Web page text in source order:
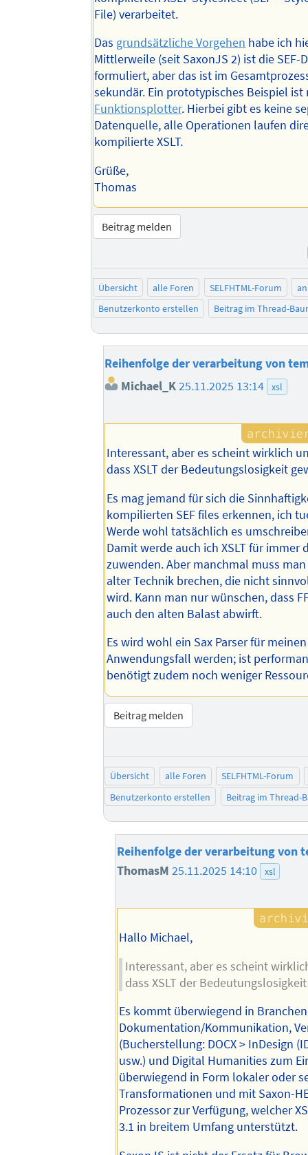
File) verarbeitet.
Das grundsätzliche Vorgehen habe ich
Mittlerweile (seit SaxonJS 2) ist die SEF-
formuliert, aber das ist im
sekundär. Ein prototypisches Beispiel
Funktionsplotter. Hierbei gibt es keine
Datenquelle, alle Operationen laufen
kompilierte XSLT.
Grüße,
Thomas
Beitrag melden
Übersicht alle Foren SELFHTML-Forum
Benutzerkonto erstellen
Beitrag im Thread-
Reihenfolge der verarbeitung von
Michael_K25.11.2025 13:14 xsl
Interessant, aber es scheint wirklich
dass XSLT der Bedeutungslosigkeit
Es mag jemand für sich die
kompilierten SEF files erkennen, ich
Werde wohl tatsächlich es
Damit werde auch ich XSLT für immer
zuwenden. Aber manchmal muss
alter Technik brechen, die nicht
wird. Kann man nur wünschen, dass
auch den alten Balast abwirft.
Es wird wohl ein Sax Parser für meinen
Anwendungsfall werden; ist
benötigt zudem noch weniger
Beitrag melden
Übersicht alle Foren
SELFHTML-Forum
Benutzerkonto erstellen
Beitrag im Thread-
Reihenfolge der verarbeitung von
ThomasM 25.11.2025 14:10 xsl
Hallo Michael,
Interessant, aber es scheint
dass XSLT der
Es kommt überwiegend in
Dokumentation/Kommunikation,
(Bucherstellung: DOCX > InDesign
usw.) und Digital Humanities zum
überwiegend in Form lokaler oder
Transformationen und mit Saxon-
Prozessor zur Verfügung, welcher
3.1 in breitem Umfang unterstützt.